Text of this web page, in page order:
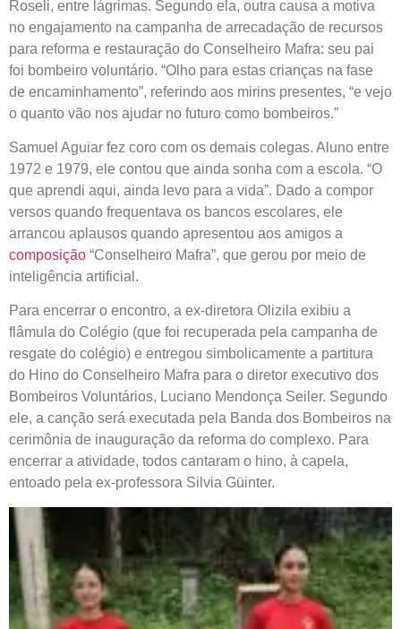
Roseli, entre lágrimas. Segundo ela, outra causa a motiva
no engajamento na campanha de arrecadação de recursos
para reforma e restauração do Conselheiro Mafra: seu pai
foi bombeiro voluntário. “Olho para estas crianças na fase
de encaminhamento”, referindo aos mirins presentes, “e vejo
o quanto vão nos ajudar no futuro como bombeiros.”
Samuel Aguiar fez coro com os demais colegas. Aluno entre
1972 e 1979, ele contou que ainda sonha com a escola. “O
que aprendi aqui, ainda levo para a vida”. Dado a compor
versos quando frequentava os bancos escolares, ele
arrancou aplausos quando apresentou aos amigos a
composição “Conselheiro Mafra”, que gerou por meio de
inteligência artificial.
Para encerrar o encontro, a ex-diretora Olizila exibiu a
flâmula do Colégio (que foi recuperada pela campanha de
resgate do colégio) e entregou simbolicamente a partitura
do Hino do Conselheiro Mafra para o diretor executivo dos
Bombeiros Voluntários, Luciano Mendonça Seiler. Segundo
ele, a canção será executada pela Banda dos Bombeiros na
cerimônia de inauguração da reforma do complexo. Para
encerrar a atividade, todos cantaram o hino, à capela,
entoado pela ex-professora Silvia Güinter.